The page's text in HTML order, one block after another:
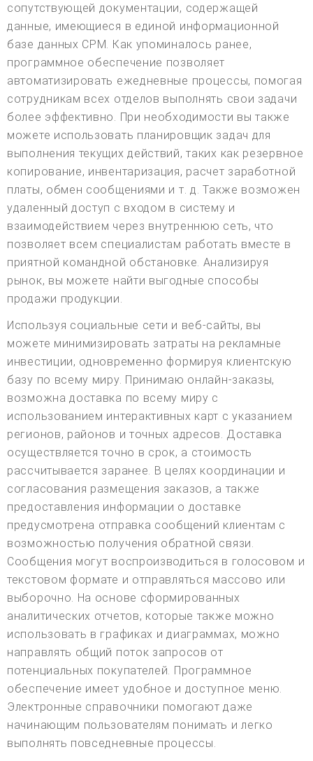
сопутствующей документации, содержащей
данные, имеющиеся в единой информационной
базе данных СРМ. Как упоминалось ранее,
программное обеспечение позволяет
автоматизировать ежедневные процессы, помогая
сотрудникам всех отделов выполнять свои задачи
более эффективно. При необходимости вы также
можете использовать планировщик задач для
выполнения текущих действий, таких как резервное
копирование, инвентаризация, расчет заработной
платы, обмен сообщениями и т. д. Также возможен
удаленный доступ с входом в систему и
взаимодействием через внутреннюю сеть, что
позволяет всем специалистам работать вместе в
приятной командной обстановке. Анализируя
рынок, вы можете найти выгодные способы
продажи продукции.
Используя социальные сети и веб-сайты, вы
можете минимизировать затраты на рекламные
инвестиции, одновременно формируя клиентскую
базу по всему миру. Принимаю онлайн-заказы,
возможна доставка по всему миру с
использованием интерактивных карт с указанием
регионов, районов и точных адресов. Доставка
осуществляется точно в срок, а стоимость
рассчитывается заранее. В целях координации и
согласования размещения заказов, а также
предоставления информации о доставке
предусмотрена отправка сообщений клиентам с
возможностью получения обратной связи.
Сообщения могут воспроизводиться в голосовом и
текстовом формате и отправляться массово или
выборочно. На основе сформированных
аналитических отчетов, которые также можно
использовать в графиках и диаграммах, можно
направлять общий поток запросов от
потенциальных покупателей. Программное
обеспечение имеет удобное и доступное меню.
Электронные справочники помогают даже
начинающим пользователям понимать и легко
выполнять повседневные процессы.